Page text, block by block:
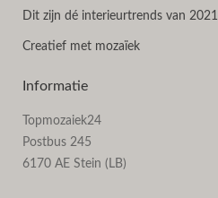
Dit zijn dé interieurtrends van 2021
Creatief met mozaïek
Informatie
Topmozaiek24
Postbus 245
6170 AE Stein (LB)